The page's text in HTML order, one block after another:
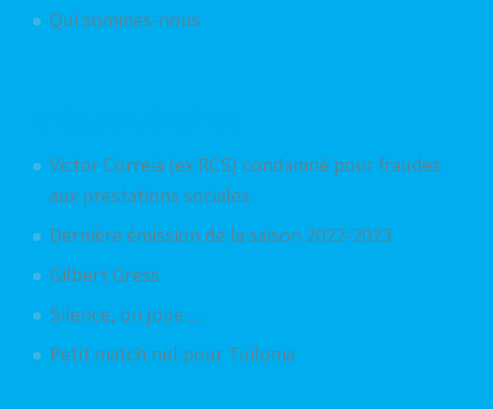
Qui sommes-nous
Victor Correia (ex RCS) condamné pour fraudes
aux prestations sociales
Dernière émission de la saison 2022-2023
Gilbert Gress
Silence, on joue ...
Petit match nul pour Tuiloma